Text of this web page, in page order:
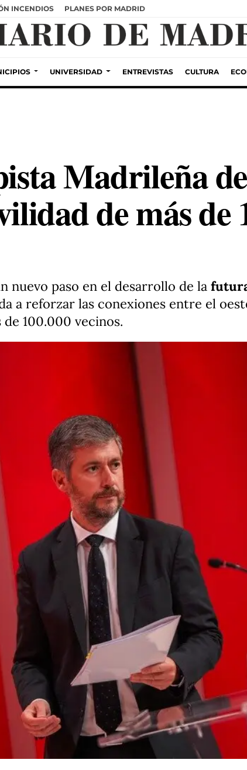
INCENDIOS PLANES POR MADRID
UNIVERSIDAD ENTREVISTAS CULTURA
Madrileña
de más de
nuevo paso en el desarrollo de la
a reforzar las conexiones entre el
100.000 vecinos.